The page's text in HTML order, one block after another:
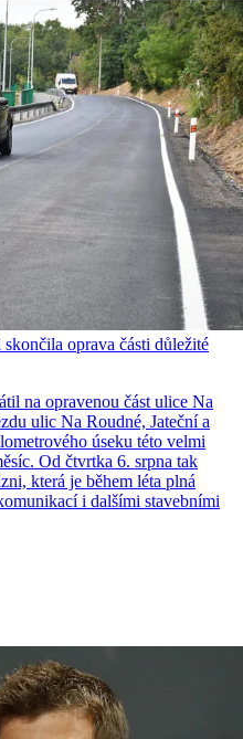
oprava části důležité
na opravenou část ulice Na
ulic Na Roudné, Jateční a
úseku této velmi
Od čtvrtka 6. srpna tak
která je během léta plná
i dalšími stavebními